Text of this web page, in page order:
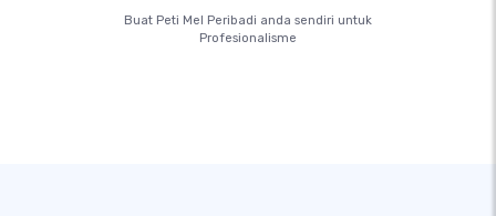
Buat Peti Mel Peribadi anda sendiri untuk
Profesionalisme